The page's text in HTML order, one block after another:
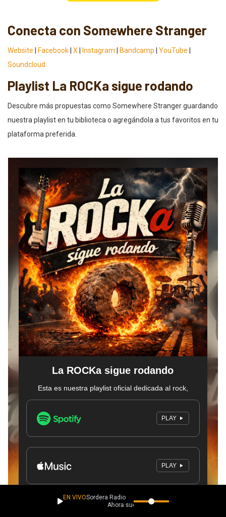
Conecta con Somewhere Stranger
Website Facebook X Instagram Bandcamp YouTube
Soundcloud
Playlist La ROCKa sigue rodando
Descubre más propuestas como Somewhere Stranger guardando
nuestra playlist en tu biblioteca o agregándola a tus favoritos en tu
plataforma preferida.
EN VIVOSordera Radio
Ahora suena